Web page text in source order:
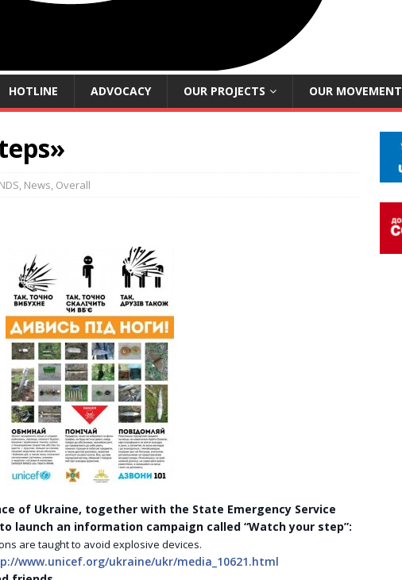
HOTLINE ADVOCACY OUR PROJECTS OUR MOVEMENT
, News, Overall
of Ukraine, together with the State Emergency Service
launch an information campaign called “Watch your step”:
are taught to avoid explosive devices.
www.unicef.org/ukraine/ukr/media_10621.html